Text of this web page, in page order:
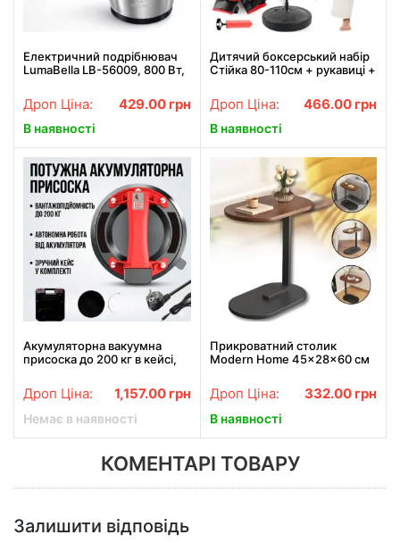
Електричний подрібнювач
LumaBella LB-56009, 800 Вт,
подрібнювач / Компактний
блендер
Дроп Ціна: 429.00 грн
В наявності
Дитячий боксерський набір
Стійка 80-110см + рукавиці +
стійці / Груша для боксу
Дроп Ціна: 466.00 грн
В наявності
Акумуляторна вакуумна
присоска до 200 кг в кейсі,
для підйому та фіксації
вантажів
Дроп Ціна: 1,157.00 грн
Немає в наявності
Прикроватний столик
Modern Home 45×28×60 см
Дроп Ціна: 332.00 грн
В наявності
КОМЕНТАРІ ТОВАРУ
Залишити відповідь